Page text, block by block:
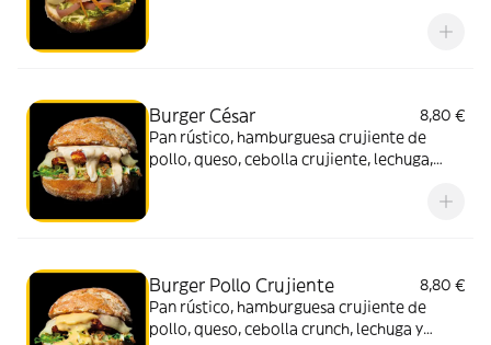
Burger César
8,80 €
Pan rústico, hamburguesa crujiente de
pollo, queso, cebolla crujiente, lechuga,
Burger Pollo Crujiente
8,80 €
Pan rústico, hamburguesa crujiente de
pollo, queso, cebolla crunch, lechuga y